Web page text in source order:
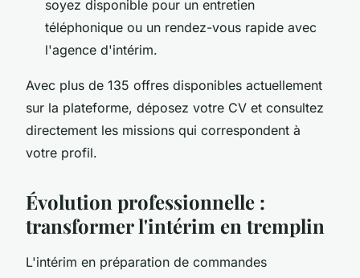
soyez disponible pour un entretien
téléphonique ou un rendez-vous rapide avec
l'agence d'intérim.
Avec plus de 135 offres disponibles actuellement
sur la plateforme, déposez votre CV et consultez
directement les missions qui correspondent à
votre profil.
Évolution professionnelle :
transformer l'intérim en tremplin
L'intérim en préparation de commandes